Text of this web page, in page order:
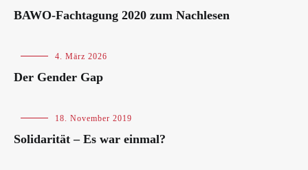
BAWO-Fachtagung 2020 zum Nachlesen
Blog 4. März 2026
Der Gender Gap
Blog 18. November 2019
Solidarität – Es war einmal?